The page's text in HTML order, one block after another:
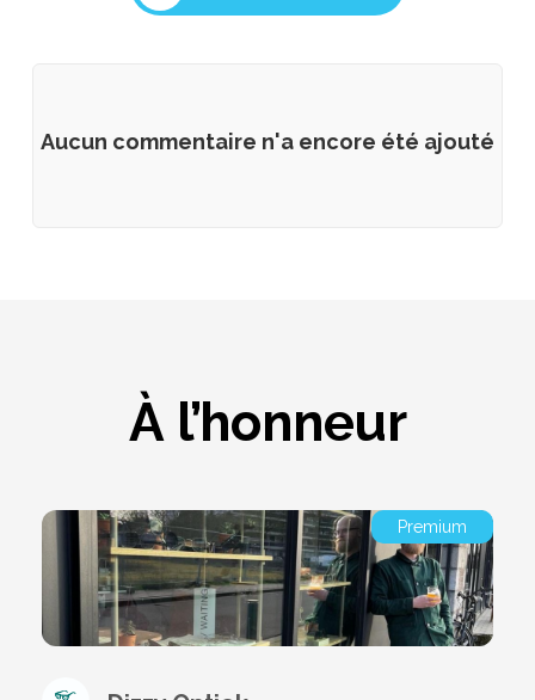
Aucun commentaire n'a encore été ajouté
À l’honneur
Premium